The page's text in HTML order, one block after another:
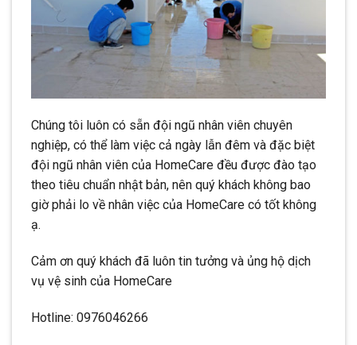
Chúng tôi luôn có sẵn đội ngũ nhân viên chuyên
nghiệp, có thể làm việc cả ngày lẫn đêm và đặc biệt
đội ngũ nhân viên của HomeCare đều được đào tạo
theo tiêu chuẩn nhật bản, nên quý khách không bao
giờ phải lo về nhân việc của HomeCare có tốt không
ạ.
Cảm ơn quý khách đã luôn tin tưởng và ủng hộ dịch
vụ vệ sinh của HomeCare
Hotline: 0976046266